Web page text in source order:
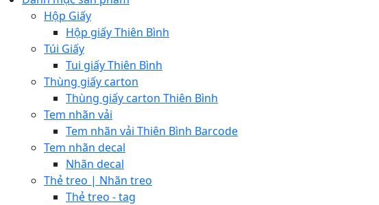
Hộp Giấy
Hộp giấy Thiên Bình
Túi Giấy
Tui giấy Thiên Bình
Thùng giấy carton
Thùng giấy carton Thiên Bình
Tem nhãn vải
Tem nhãn vải Thiên Bình Barcode
Tem nhãn decal
Nhãn decal
Thẻ treo | Nhãn treo
Thẻ treo - tag